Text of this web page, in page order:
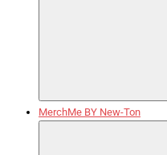
MerchMe BY New-Ton